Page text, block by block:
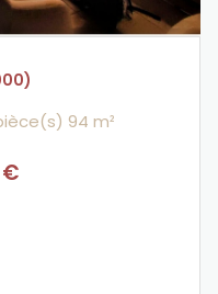
Local commercial 4 pièce(s) 94 m²
€